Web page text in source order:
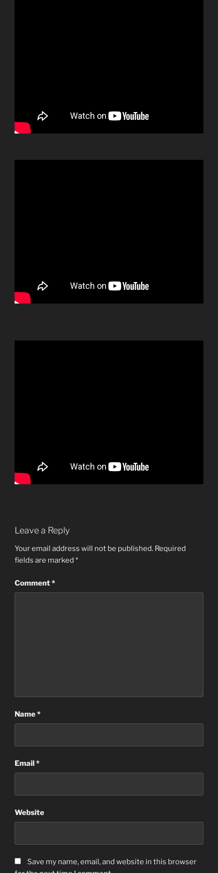
Leave a Reply
Your email address will not be published. Required
fields are marked *
Comment*
Name*
Email*
Website
Save my name, email, and website in this browser